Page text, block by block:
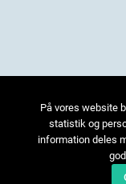
På vores website
statistik og
information deles